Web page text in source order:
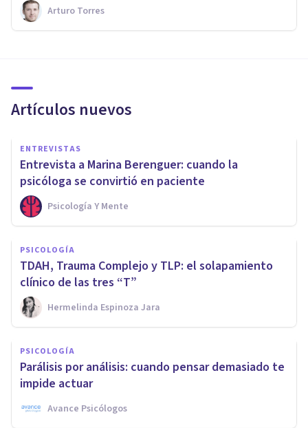
Arturo Torres
Artículos nuevos
ENTREVISTAS
Entrevista a Marina Berenguer: cuando la
psicóloga se convirtió en paciente
Psicología Y Mente
PSICOLOGÍA
TDAH, Trauma Complejo y TLP: el solapamiento
clínico de las tres “T”
Hermelinda Espinoza Jara
PSICOLOGÍA
Parálisis por análisis: cuando pensar demasiado te
impide actuar
Avance Psicólogos